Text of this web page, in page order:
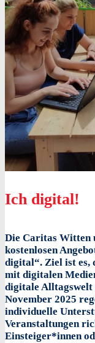
Ich digital!
Die Caritas Witten
kostenlosen
digital“. Ziel ist es,
mit digitalen
digitale Alltagswelt
November 2025
individuelle
Veranstaltungen
Einsteiger*innen